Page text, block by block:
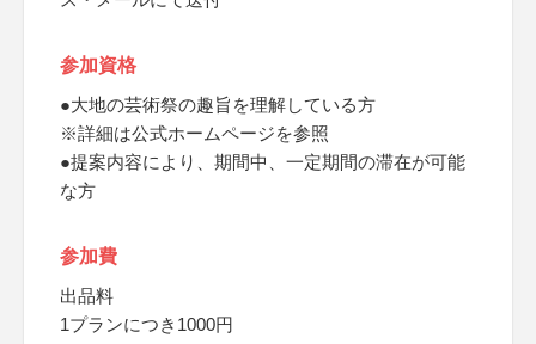
参加資格
●大地の芸術祭の趣旨を理解している方
※詳細は公式ホームページを参照
●提案内容により、期間中、一定期間の滞在が可能
な方
参加費
出品料
1プランにつき1000円